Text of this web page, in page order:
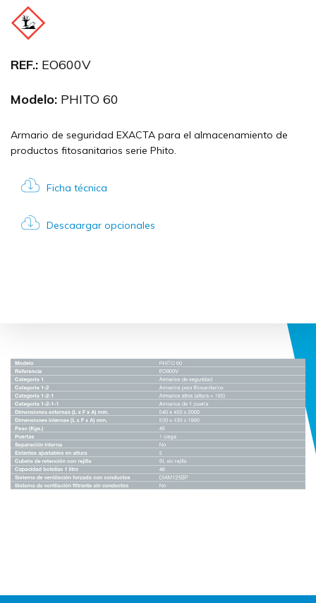
REF.: EO600V
Modelo: PHITO 60
Armario de seguridad EXACTA para el almacenamiento de
productos fitosanitarios serie Phito.
Ficha técnica
Descaargar opcionales